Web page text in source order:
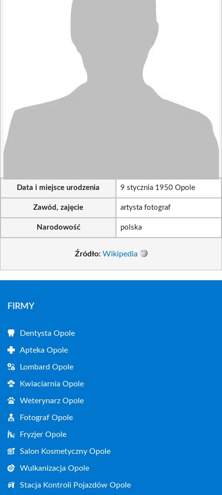
Data i miejsce urodzenia 9 stycznia 1950 Opole
Zawód, zajęcie artysta fotograf
Narodowość polska
Źródło: Wikipedia
FIRMY
Dentysta Opole
Apteka Opole
Lombard Opole
Kwiaciarnia Opole
Weterynarz Opole
Fotograf Opole
Fryzjer Opole
Salon Kosmetyczny Opole
Wulkanizacja Opole
Stacja Kontroli Pojazdów Opole